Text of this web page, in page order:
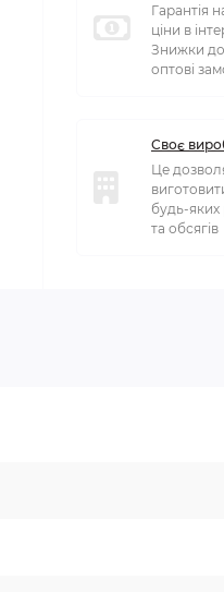
Гарантія
ціни в
Знижки до
оптові
Своє
Це
будь-яких
та обсягів